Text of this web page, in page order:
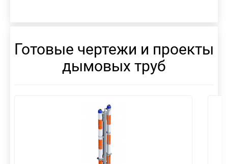
Готовые чертежи и проекты
дымовых труб